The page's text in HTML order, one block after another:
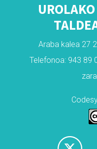
Araba kalea 27
Telefonoa: 943 89